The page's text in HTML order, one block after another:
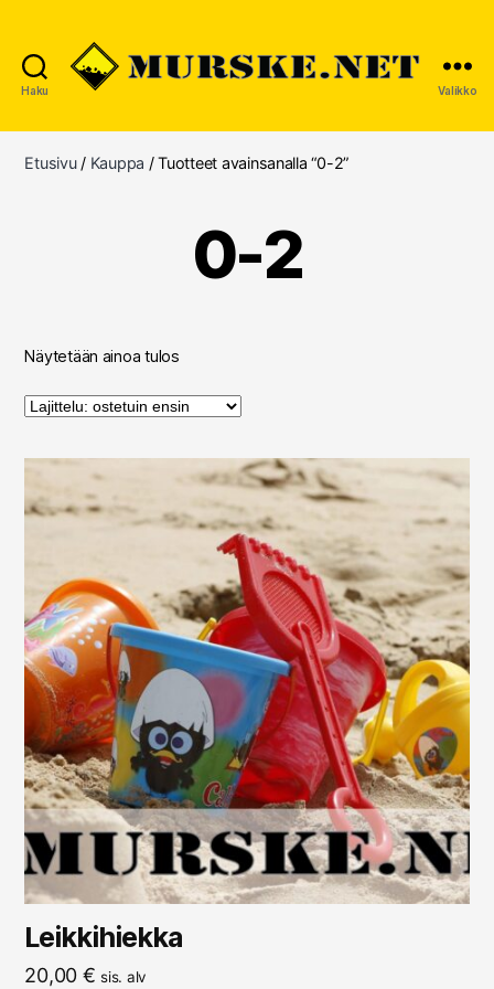
Haku Valikko
Etusivu/ Kauppa / Tuotteet avainsanalla “0-2”
0-2
Näytetään ainoa tulos
Leikkihiekka
20,00 € sis. alv